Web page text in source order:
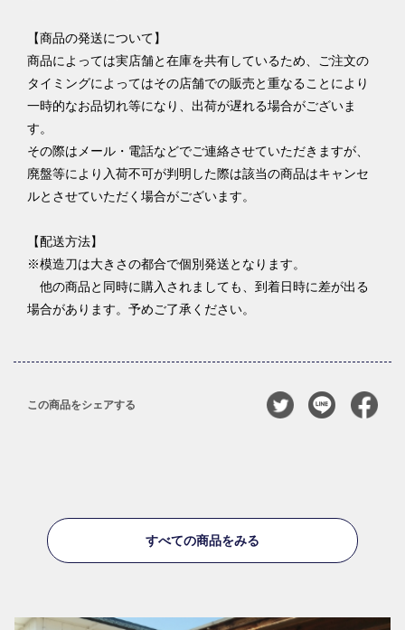
【商品の発送について】
商品によっては実店舗と在庫を共有しているため、ご注文の
タイミングによってはその店舗での販売と重なることにより
一時的なお品切れ等になり、出荷が遅れる場合がございま
す。
その際はメール・電話などでご連絡させていただきますが、
廃盤等により入荷不可が判明した際は該当の商品はキャンセ
ルとさせていただく場合がございます。
【配送方法】
※模造刀は大きさの都合で個別発送となります。
他の商品と同時に購入されましても、到着日時に差が出る
場合があります。予めご了承ください。
この商品をシェアする
すべての商品をみる